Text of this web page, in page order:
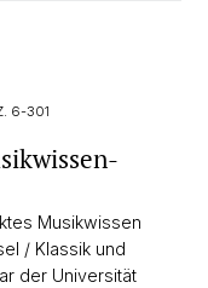
6-301
Musikwissen
/ Klassik und
der Universität